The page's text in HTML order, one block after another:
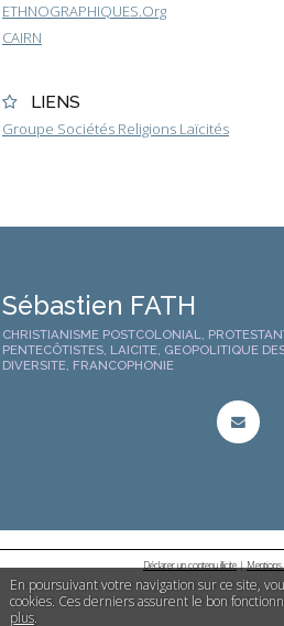
En poursuivant votre navigation sur ce site,
cookies. Ces derniers assurent le bon
plus.
ETHNOGRAPHIQUES.Org
CAIRN
LIENS
Groupe Sociétés Religions Laïcités
Sébastien FATH
CHRISTIANISME POSTCOLONIAL,
PENTECÔTISTES, LAICITE, GEOPOLITIQUE
DIVERSITE, FRANCOPHONIE
Déclarer un contenu illicite|Mentions